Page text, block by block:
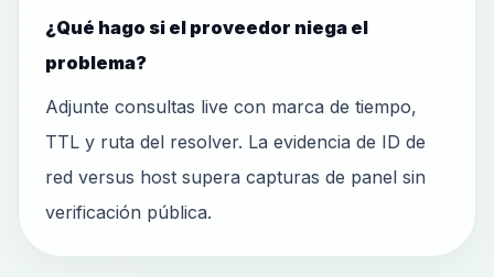
¿Qué hago si el proveedor niega el
problema?
Adjunte consultas live con marca de tiempo,
TTL y ruta del resolver. La evidencia de ID de
red versus host supera capturas de panel sin
verificación pública.